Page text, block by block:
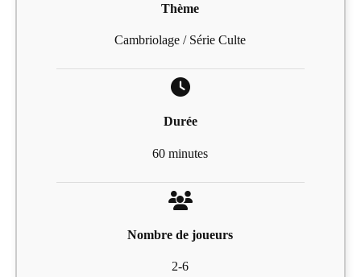
Thème
Cambriolage / Série Culte
Durée
60 minutes
Nombre de joueurs
2-6